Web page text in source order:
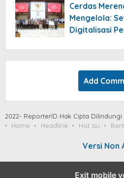
Cerdas
Mengelola:
Digitalisasi
Add
2022- ReporterID Hak Cipta
Home
Headline Hot Isu
Versi Non
Exit mobile